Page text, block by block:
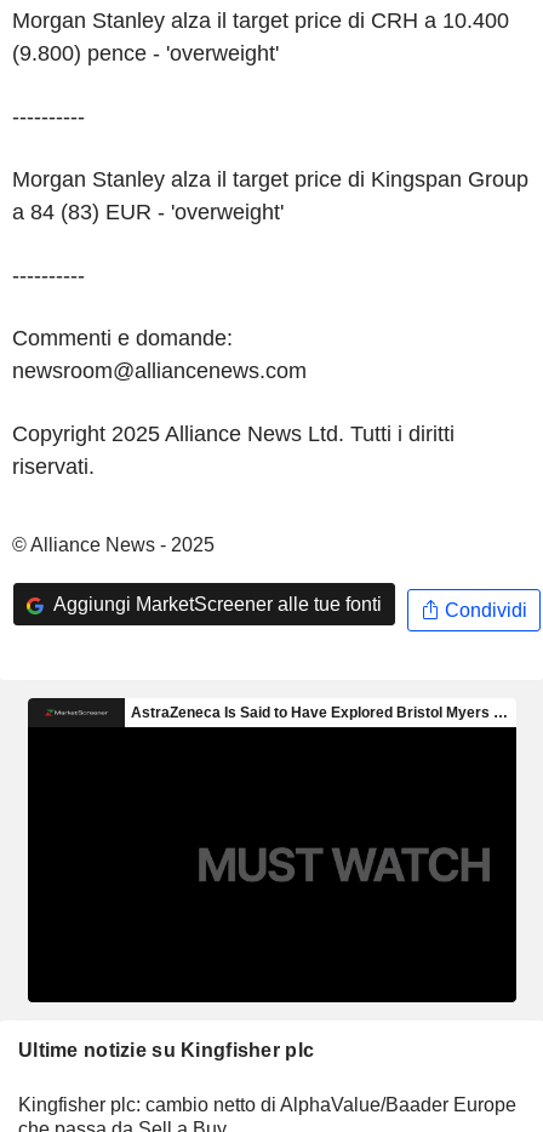
Morgan Stanley alza il target price di CRH a 10.400
(9.800) pence - 'overweight'
----------
Morgan Stanley alza il target price di Kingspan Group
a 84 (83) EUR - 'overweight'
----------
Commenti e domande:
newsroom@alliancenews.com
Copyright 2025 Alliance News Ltd. Tutti i diritti
riservati.
© Alliance News - 2025
Aggiungi MarketScreener alle tue fonti Condividi
Ultime notizie su Kingfisher plc
Kingfisher plc: cambio netto di AlphaValue/Baader Europe